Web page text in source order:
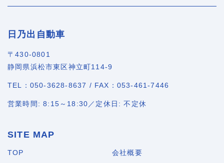
日乃出自動車
〒430-0801
静岡県浜松市東区神立町114-9
TEL：050-3628-8637 / FAX：053-461-7446
営業時間: 8:15～18:30／定休日: 不定休
SITE MAP
TOP
会社概要